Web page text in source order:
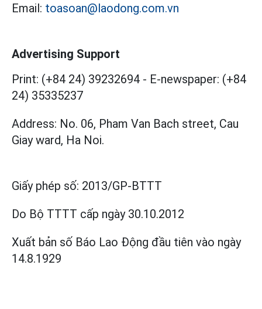
Email: toasoan@laodong.com.vn
Advertising Support
Print: (+84 24) 39232694 - E-newspaper: (+84
24) 35335237
Address: No. 06, Pham Van Bach street, Cau
Giay ward, Ha Noi.
Giấy phép số: 2013/GP-BTTT
Do Bộ TTTT cấp ngày 30.10.2012
Xuất bản số Báo Lao Động đầu tiên vào ngày
14.8.1929